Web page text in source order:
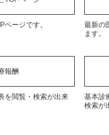
ページです。
最新の
ます。
報酬
を閲覧・検索が出来
基本診
検索が